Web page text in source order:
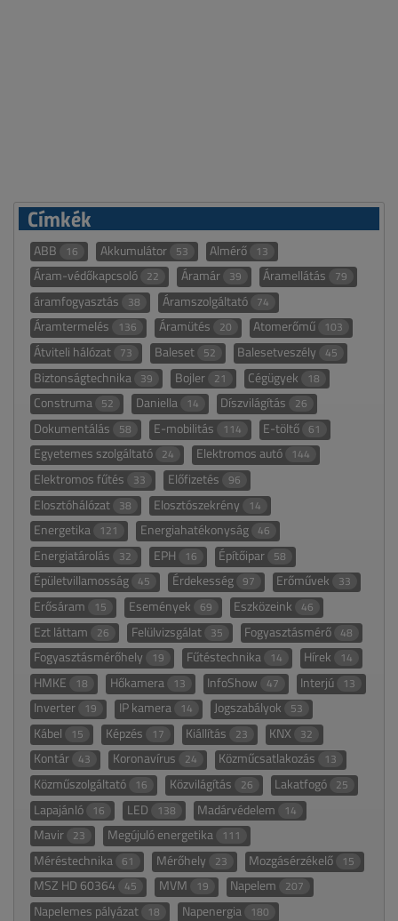
Címkék
ABB 16 Akkumulátor 53 Almérő 13
Áram-védőkapcsoló 22 Áramár 39 Áramellátás 79
áramfogyasztás 38 Áramszolgáltató 74
Áramtermelés 136 Áramütés 20 Atomerőmű 103
Átviteli hálózat 73 Baleset 52 Balesetveszély 45
Biztonságtechnika 39 Bojler 21 Cégügyek 18
Construma 52 Daniella 14 Díszvilágítás 26
Dokumentálás 58 E-mobilitás 114 E-töltő 61
Egyetemes szolgáltató 24 Elektromos autó 144
Elektromos fűtés 33 Előfizetés 96
Elosztóhálózat 38 Elosztószekrény 14
Energetika 121 Energiahatékonyság 46
Energiatárolás 32 EPH 16 Építőipar 58
Épületvillamosság 45 Érdekesség 97 Erőművek 33
Erősáram 15 Események 69 Eszközeink 46
Ezt láttam 26 Felülvizsgálat 35 Fogyasztásmérő 48
Fogyasztásmérőhely 19 Fűtéstechnika 14 Hírek 14
HMKE 18 Hőkamera 13 InfoShow 47 Interjú 13
Inverter 19 IP kamera 14 Jogszabályok 53
Kábel 15 Képzés 17 Kiállítás 23 KNX 32
Kontár 43 Koronavírus 24 Közműcsatlakozás 13
Közműszolgáltató 16 Közvilágítás 26 Lakatfogó 25
Lapajánló 16 LED 138 Madárvédelem 14
Mavir 23 Megújuló energetika 111
Méréstechnika 61 Mérőhely 23 Mozgásérzékelő 15
MSZ HD 60364 45 MVM 19 Napelem 207
Napelemes pályázat 18 Napenergia 180